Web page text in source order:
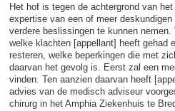
Het hof is tegen de achtergrond van
expertise van een of meer
verdere beslissingen te kunnen
welke klachten [appellant] heeft gehad
resteren, welke beperkingen die met
daarvan het gevolg is. Eerst zal een
vinden. Ten aanzien daarvan heeft
advies van de medisch adviseur
chirurg in het Amphia Ziekenhuis te